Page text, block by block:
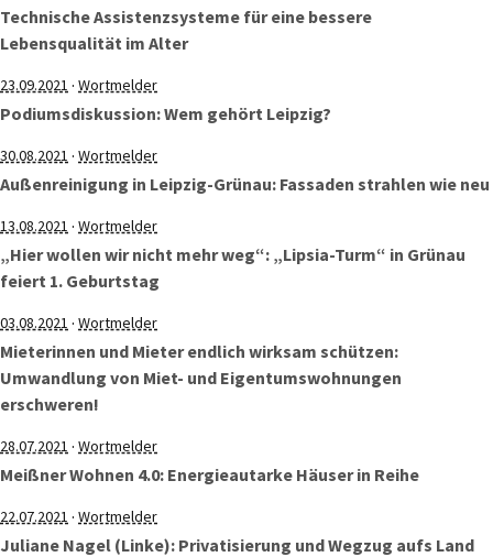
Technische Assistenzsysteme für eine bessere
Lebensqualität im Alter
23.09.2021 · Wortmelder
Podiumsdiskussion: Wem gehört Leipzig?
30.08.2021 · Wortmelder
Außenreinigung in Leipzig-Grünau: Fassaden strahlen wie neu
13.08.2021 · Wortmelder
„Hier wollen wir nicht mehr weg“: „Lipsia-Turm“ in Grünau
feiert 1. Geburtstag
03.08.2021 · Wortmelder
Mieterinnen und Mieter endlich wirksam schützen:
Umwandlung von Miet- und Eigentumswohnungen
erschweren!
28.07.2021 · Wortmelder
Meißner Wohnen 4.0: Energieautarke Häuser in Reihe
22.07.2021 · Wortmelder
Juliane Nagel (Linke): Privatisierung und Wegzug aufs Land